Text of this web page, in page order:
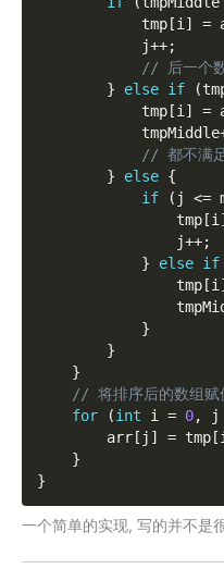
            tmp
[i ] =
            j
++;
// 后一个
}
else if (
            tmp
[i ] =
            tmpMiddle
// 都不满
}
else {
if
( j <=
                tmp
[i ]
                j
++;
}
else if
                tmp
[i ]
}
}
}
// 将排序后的数组赋
for
(int i = 0, j
        arr
[ j ] = tmp[i
}
}
一个简单的实现, 写的并不是